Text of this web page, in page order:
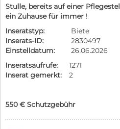
Stulle, bereits auf einer
ein Zuhause für immer !
Inseratstyp:
Biete
Inserats-ID:
2830497
Einstelldatum:
26.06.2026
Inseratsaufrufe:
1271
Inserat gemerkt:
2
550 € Schutzgebühr